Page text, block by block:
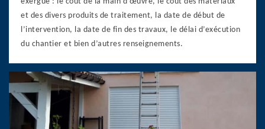
et des divers produits de traitement, la date de début de
l’intervention, la date de fin des travaux, le délai d’exécution
du chantier et bien d’autres renseignements.